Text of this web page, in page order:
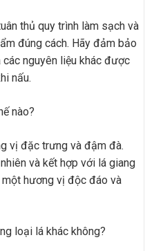
thủ quy trình làm sạch và
đúng cách. Hãy đảm bảo
nguyên liệu khác được
nấu.
nào?
vị đặc trưng và đậm đà.
và kết hợp với lá giang
hương vị độc đáo và
loại lá khác không?